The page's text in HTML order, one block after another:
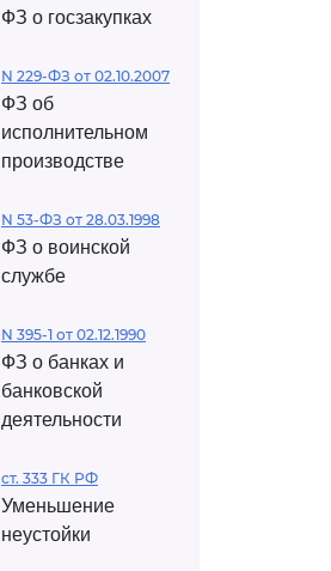
ФЗ о госзакупках
N 229-ФЗ от 02.10.2007
ФЗ об
исполнительном
производстве
N 53-ФЗ от 28.03.1998
ФЗ о воинской
службе
N 395-1 от 02.12.1990
ФЗ о банках и
банковской
деятельности
ст. 333 ГК РФ
Уменьшение
неустойки